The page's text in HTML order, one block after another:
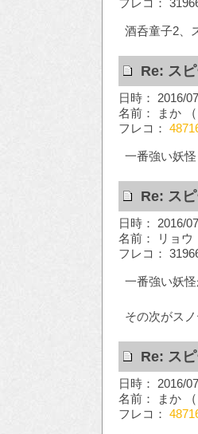
フレコ：
酒呑童子2、
Re: ス
日時： 2016/
名前： まか
フレコ：
一番強い妖
Re: ス
日時： 2016/
名前： リョウ
フレコ：
一番強い妖
その次がス
Re: ス
日時： 2016/
名前： まか
フレコ：